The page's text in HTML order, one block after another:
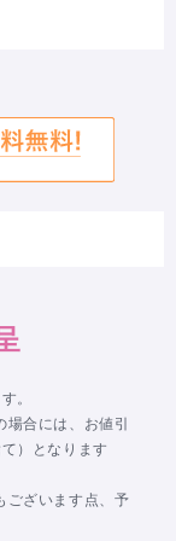
。
合には、お値引
）となります
ございます点、予